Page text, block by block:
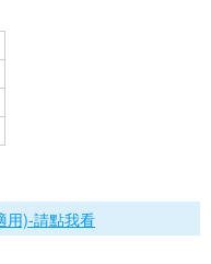
用)-請點我看